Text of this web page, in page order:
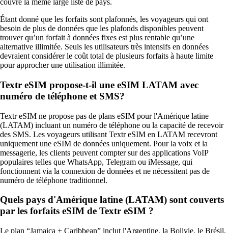
couvre la même large liste de pays.
Étant donné que les forfaits sont plafonnés, les voyageurs qui ont
besoin de plus de données que les plafonds disponibles peuvent
trouver qu’un forfait à données fixes est plus rentable qu’une
alternative illimitée. Seuls les utilisateurs très intensifs en données
devraient considérer le coût total de plusieurs forfaits à haute limite
pour approcher une utilisation illimitée.
Textr eSIM propose-t-il une eSIM LATAM avec
numéro de téléphone et SMS?
Textr eSIM ne propose pas de plans eSIM pour l'Amérique latine
(LATAM) incluant un numéro de téléphone ou la capacité de recevoir
des SMS. Les voyageurs utilisant Textr eSIM en LATAM recevront
uniquement une eSIM de données uniquement. Pour la voix et la
messagerie, les clients peuvent compter sur des applications VoIP
populaires telles que WhatsApp, Telegram ou iMessage, qui
fonctionnent via la connexion de données et ne nécessitent pas de
numéro de téléphone traditionnel.
Quels pays d'Amérique latine (LATAM) sont couverts
par les forfaits eSIM de Textr eSIM ?
Le plan “Jamaica + Caribbean” inclut l'Argentine, la Bolivie, le Brésil,